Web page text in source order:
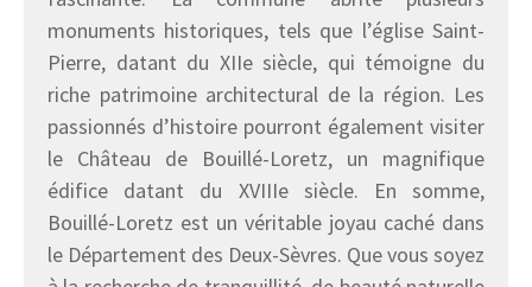
monuments historiques, tels que l’église Saint-
Pierre, datant du XIIe siècle, qui témoigne du
riche patrimoine architectural de la région. Les
passionnés d’histoire pourront également visiter
le Château de Bouillé-Loretz, un magnifique
édifice datant du XVIIIe siècle. En somme,
Bouillé-Loretz est un véritable joyau caché dans
le Département des Deux-Sèvres. Que vous soyez